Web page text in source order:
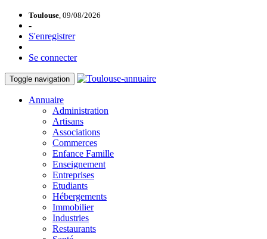
Toulouse, 09/08/2026
-
S'enregistrer
Se connecter
Toggle navigation
Annuaire
Administration
Artisans
Associations
Commerces
Enfance Famille
Enseignement
Entreprises
Etudiants
Hébergements
Immobilier
Industries
Restaurants